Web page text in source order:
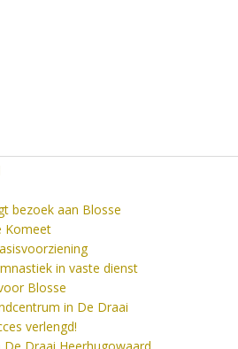
bezoek aan Blosse
Komeet
in vaste dienst
Blosse
in De Draai
verlengd!